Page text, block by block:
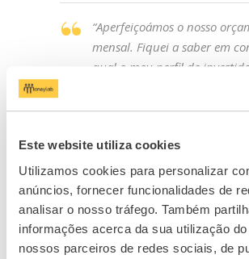
Este website utiliza cookies
Utilizamos cookies para personalizar
anúncios, fornecer funcionalidades de
analisar o nosso tráfego. Também
informações acerca da sua utilização
nossos parceiros de redes sociais, de
“Aperfeiçoámos o nosso
mensal. Fiquei a saber em
qual o meu perfil de
Definimos alguns objetivos
a médio/longo prazo para
fundo de emergência. O
é fazer um PPR para ambos,
iniciar os investimentos em
Sem dúvida foi uma das
decisões que tomei, ter
inscrição no curso!”